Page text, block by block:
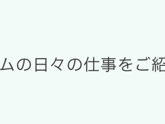
の日々の仕事をご